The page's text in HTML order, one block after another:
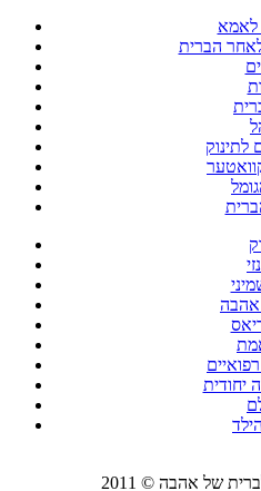
לאמא
הברית
אהבה
יחודית
של אהבה © 2011